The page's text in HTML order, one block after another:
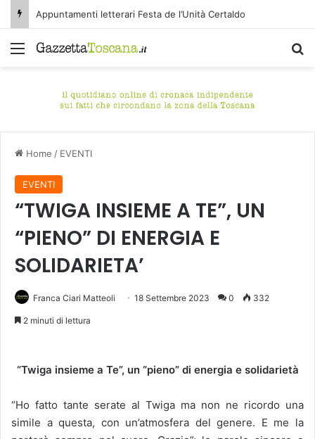
Appuntamenti letterari Festa de l’Unità Certaldo
Menu
Home / EVENTI
EVENTI
“TWIGA INSIEME A TE”, UN
“PIENO” DI ENERGIA E
SOLIDARIETA’
Franca Ciari Matteoli 18 Settembre 2023 0 332
2 minuti di lettura
“Twiga insieme a Te”, un “pieno” di energia e solidarietà
“Ho fatto tante serate al Twiga ma non ne ricordo una
simile a questa, con un’atmosfera del genere. E me la